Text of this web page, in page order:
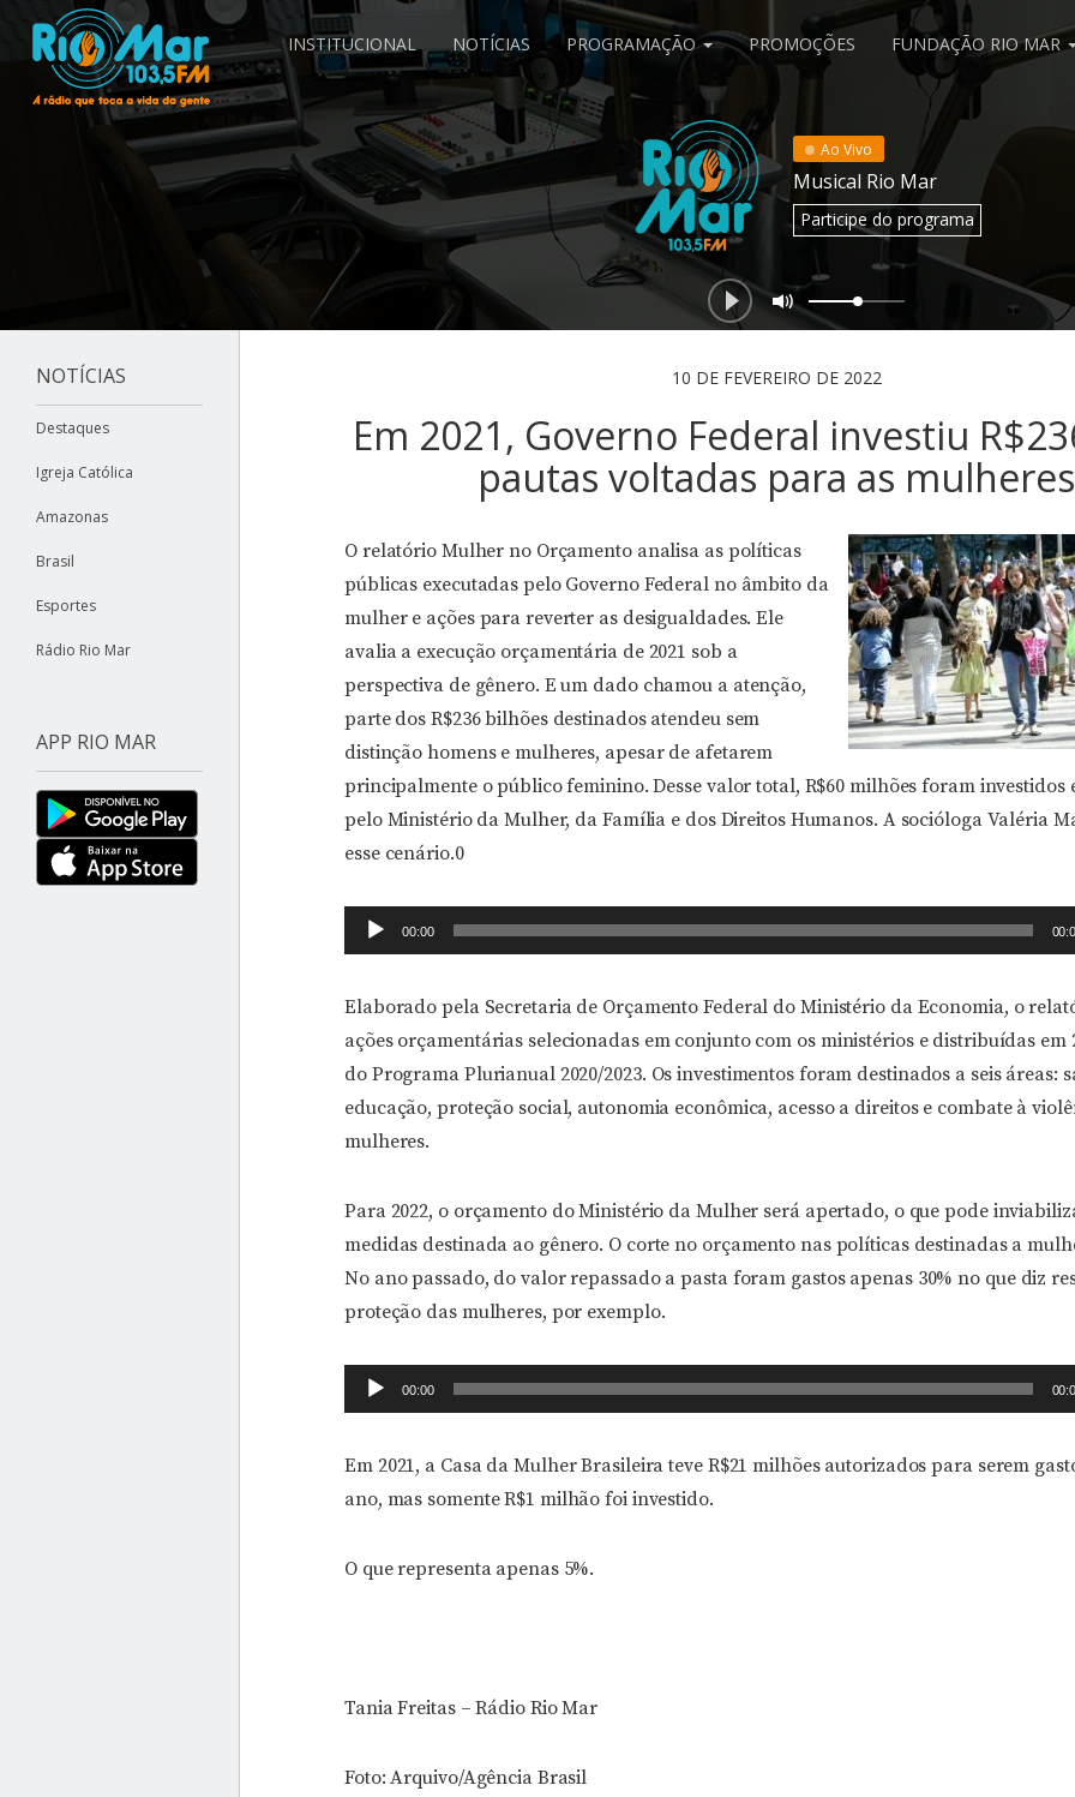
INSTITUCIONAL NOTÍCIAS PROGRAMAÇÃO PROMOÇÕES FUNDAÇÃO RIO MAR
Ao Vivo
Musical Rio Mar
Participedo programa
NOTÍCIAS
Destaques
Igreja Católica
Amazonas
Brasil
Esportes
Rádio Rio Mar
APP RIO MAR
10 DE FEVEREIRO DE 2022
Em 2021, Governo Federal investiu
pautas voltadas para as mulheres
O relatório Mulher no Orçamento analisa as políticas
públicas executadas pelo Governo Federal no âmbito da
mulher e ações para reverter as desigualdades. Ele
avalia a execução orçamentária de 2021 sob a
perspectiva de gênero. E um dado chamou a atenção,
parte dos R$236 bilhões destinados atendeu sem
distinção homens e mulheres, apesar de afetarem
principalmente o público feminino. Desse valor total, R$60 milhões foram investidos
pelo Ministério da Mulher, da Família e dos Direitos Humanos. A socióloga Valéria
esse cenário.0
Tocador
de
00:00
Elaborado pela Secretaria de Orçamento Federal do Ministério da Economia, o
ações orçamentárias selecionadas em conjunto com os ministérios e distribuídas em
do Programa Plurianual 2020/2023. Os investimentos foram destinados a seis áreas:
educação, proteção social, autonomia econômica, acesso a direitos e combate à
mulheres.
Para 2022, o orçamento do Ministério da Mulher será apertado, o que pode
medidas destinada ao gênero. O corte no orçamento nas políticas destinadas a
No ano passado, do valor repassado a pasta foram gastos apenas 30% no que diz
proteção das mulheres, por exemplo.
Tocador
de
00:00
Em 2021, a Casa da Mulher Brasileira teve R$21 milhões autorizados para serem
ano, mas somente R$1 milhão foi investido.
O que representa apenas 5%.
Tania Freitas – Rádio Rio Mar
Foto: Arquivo/Agência Brasil